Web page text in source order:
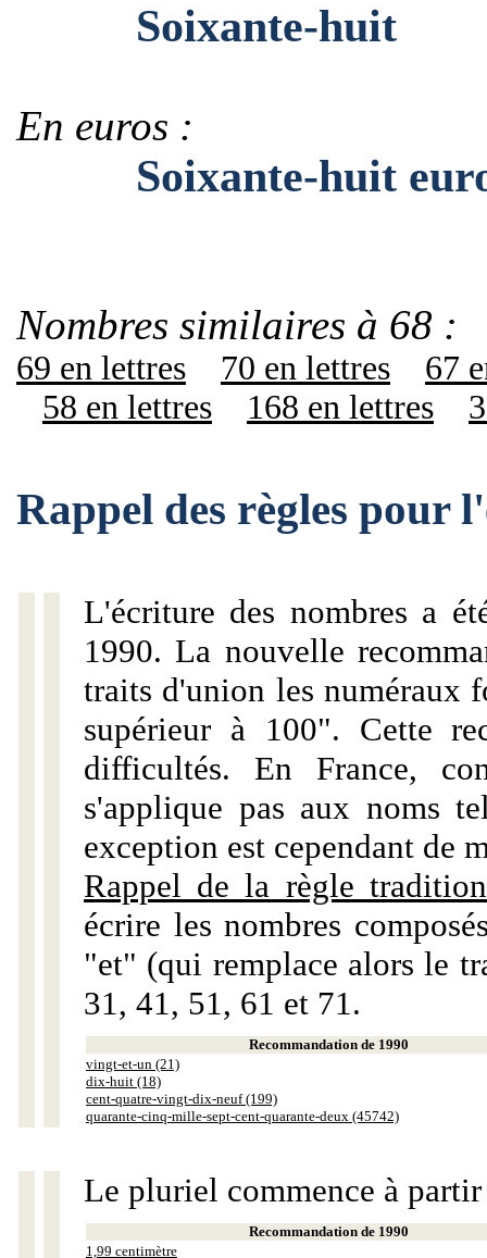
Soixante-huit
En euros :
Soixante-huit
Nombres similaires à 68 :
69 en lettres 70 en lettres
67
58 en lettres
168 en lettres
Rappel des règles pour
L'écriture des nombres a
1990. La nouvelle
traits d'union les numéraux
supérieur à 100". Cette
difficultés. En France,
s'applique pas aux noms
exception est cependant de
Rappel de la règle
écrire les nombres
"et" (qui remplace alors le
31, 41, 51, 61 et 71.
Recommandation de 1990
vingt-et-un (21)
dix-huit (18)
cent-quatre-vingt-dix-neuf (199)
quarante-cinq-mille-sept-cent-quarante-deux (45742)
Le pluriel commence à
Recommandation de 1990
1,99 centimètre